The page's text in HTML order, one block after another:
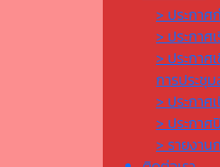
> ประกาศ
> ประกาศ
> ประกาศ
การประชุ
> ประกาศ
> ประกาศ
> รายงาน